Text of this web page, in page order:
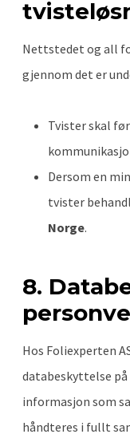
Nettstedet og all
gjennom det er
Tvister skal
Dersom en
tvister
Norge.
8.
Hos Foliexperten
databeskyttelse
informasjon som
håndteres i fullt